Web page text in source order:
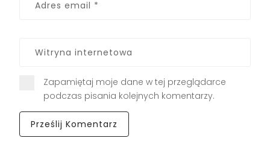
Zapamiętaj moje dane w tej przeglądarce
podczas pisania kolejnych komentarzy.